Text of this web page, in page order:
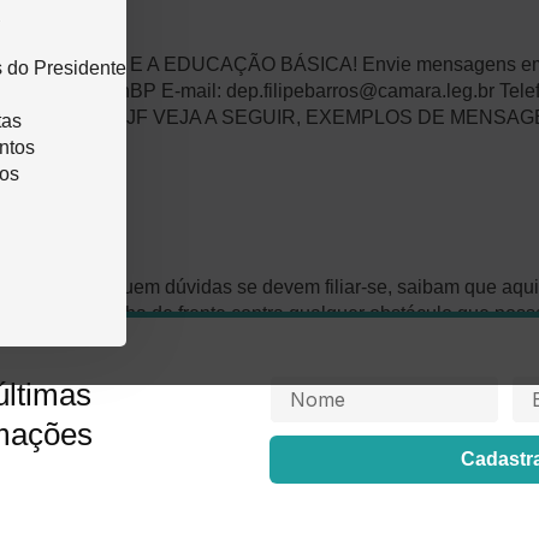
do Presidente
A SAÚDE E A EDUCAÇÃO BÁSICA! Envie mensagens
cutt.ly/4RrIhBP E-mail: dep.filipebarros@camara.leg.br
cutt.ly/wRrIbJF VEJA A SEGUIR, EXEMPLOS DE
PR
ainda possuem dúvidas se devem filiar-se, saibam que
na linha de frente contra qualquer obstáculo que
[…]